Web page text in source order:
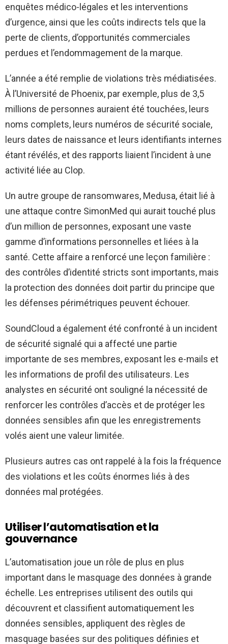
enquêtes médico-légales et les interventions
d’urgence, ainsi que les coûts indirects tels que la
perte de clients, d’opportunités commerciales
perdues et l’endommagement de la marque.
L’année a été remplie de violations très médiatisées.
À l’Université de Phoenix, par exemple, plus de 3,5
millions de personnes auraient été touchées, leurs
noms complets, leurs numéros de sécurité sociale,
leurs dates de naissance et leurs identifiants internes
étant révélés, et des rapports liaient l’incident à une
activité liée au Clop.
Un autre groupe de ransomwares, Medusa, était lié à
une attaque contre SimonMed qui aurait touché plus
d’un million de personnes, exposant une vaste
gamme d’informations personnelles et liées à la
santé. Cette affaire a renforcé une leçon familière :
des contrôles d’identité stricts sont importants, mais
la protection des données doit partir du principe que
les défenses périmétriques peuvent échouer.
SoundCloud a également été confronté à un incident
de sécurité signalé qui a affecté une partie
importante de ses membres, exposant les e-mails et
les informations de profil des utilisateurs. Les
analystes en sécurité ont souligné la nécessité de
renforcer les contrôles d’accès et de protéger les
données sensibles afin que les enregistrements
volés aient une valeur limitée.
Plusieurs autres cas ont rappelé à la fois la fréquence
des violations et les coûts énormes liés à des
données mal protégées.
Utiliser l’automatisation et la
gouvernance
L’automatisation joue un rôle de plus en plus
important dans le masquage des données à grande
échelle. Les entreprises utilisent des outils qui
découvrent et classifient automatiquement les
données sensibles, appliquent des règles de
masquage basées sur des politiques définies et